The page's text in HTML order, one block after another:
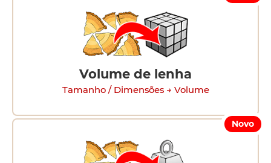
Volume de lenha
Tamanho / Dimensões → Volume
Novo